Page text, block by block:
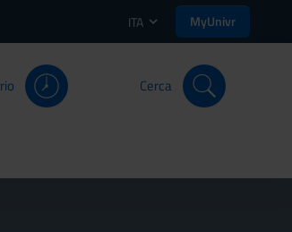
ITA MyUnivr
Cerca